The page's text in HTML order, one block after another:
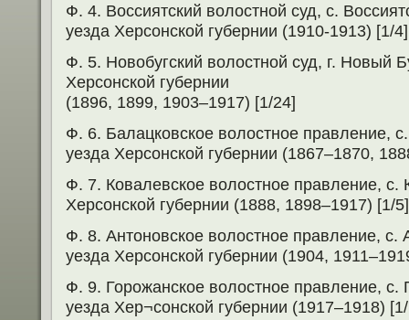
Ф. 4. Воссиятский волостной суд, с.
уезда Херсонской губернии (1910-1913) [1/4]
Ф. 5. Новобугский волостной суд, г. Новый
Херсонской губернии
(1896, 1899, 1903–1917) [1/24]
Ф. 6. Балацковское волостное правление,
уезда Херсонской губернии (1867–1870,
Ф. 7. Ковалевское волостное правление, с.
Херсонской губернии (1888, 1898–1917) [1/5]
Ф. 8. Антоновское волостное правление, с.
уезда Херсонской губернии (1904,
Ф. 9. Горожанское волостное правление, с.
уезда Хер¬сонской губернии (1917–1918)